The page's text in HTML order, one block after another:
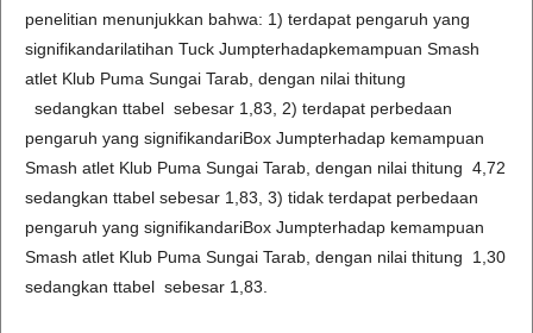
penelitian menunjukkan bahwa: 1) terdapat pengaruh yang
signifikandarilatihan Tuck Jumpterhadapkemampuan Smash
atlet Klub Puma Sungai Tarab, dengan nilai thitung
sedangkan ttabel sebesar 1,83, 2) terdapat perbedaan
pengaruh yang signifikandariBox Jumpterhadap kemampuan
Smash atlet Klub Puma Sungai Tarab, dengan nilai thitung 4,72
sedangkan ttabel sebesar 1,83, 3) tidak terdapat perbedaan
pengaruh yang signifikandariBox Jumpterhadap kemampuan
Smash atlet Klub Puma Sungai Tarab, dengan nilai thitung 1,30
sedangkan ttabel sebesar 1,83.